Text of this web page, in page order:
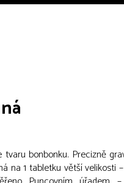
bonbonku. Precizně
na 1 tabletku větší velikosti